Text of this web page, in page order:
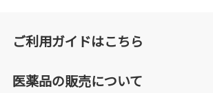
ご利用ガイドはこちら
医薬品の販売について